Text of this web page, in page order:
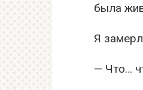
была
Я
— Что…